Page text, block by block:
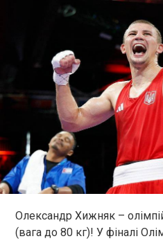
Олександр Хижняк –
(вага до 80 кг)! У фіналі